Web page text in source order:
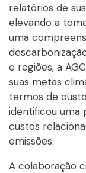
relatórios de
elevando a
uma
e regiões, a
suas metas
termos de
identificou uma
custos
emissões.
A colaboração